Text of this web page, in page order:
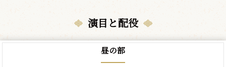
演目と配役
昼の部